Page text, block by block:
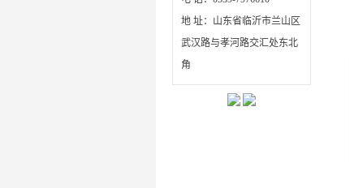
地 址：山东省临沂市兰山区
武汉路与孝河路交汇处东北
角